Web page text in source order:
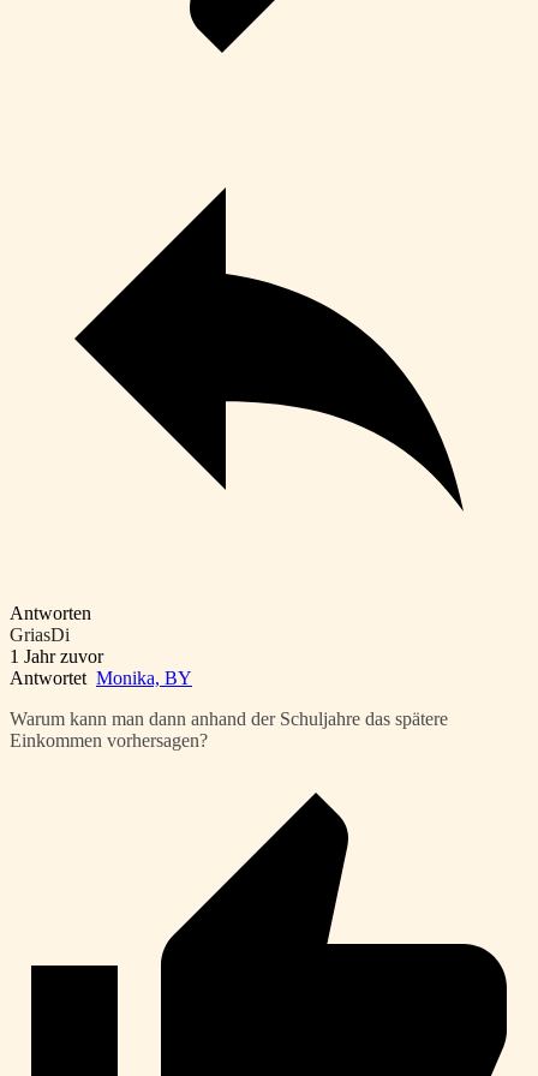
Antworten
GriasDi
1 Jahr zuvor
Antwortet Monika, BY
Warum kann man dann anhand der Schuljahre das spätere
Einkommen vorhersagen?